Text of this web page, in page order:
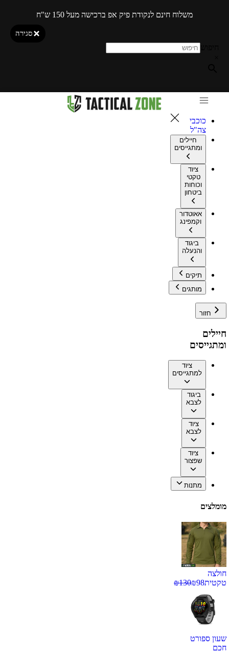
משלוח חינם לנקודת פיק אפ ברכישה מעל 150 ש"ח
סגירה
כוכבי
צה"ל
חיילים
ומתגייסים
ציוד
טקטי
וכוחות
ביטחון
אאוטדור
וקמפינג
ביגוד
והנעלה
תיקים
מותגים
חזור
חיילים
ומתגייסים
ציוד
למתגייסים
ביגוד
לצבא
ציוד
לצבא
ציוד
שפצור
מתנות
מומלצים
חולצה
טקטית
₪98
₪130
שעון ספורט
חכם